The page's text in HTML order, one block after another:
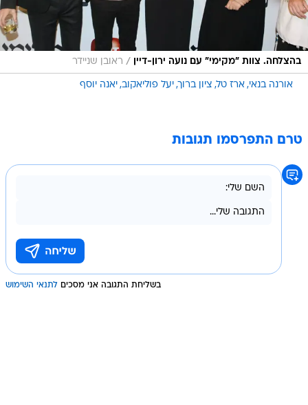
בהצלחה. צוות "מקימי" עם נועה ירון-דיין / ראובן שניידר
אורנה בנאי ארז טל ציון ברוך יעל פוליאקוב יאנה יוסף
טרם התפרסמו תגובות
בשליחת התגובה אני מסכים לתנאי השימוש